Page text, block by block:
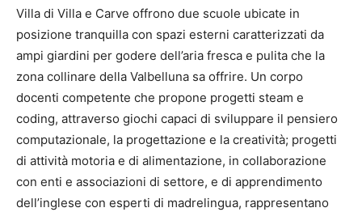
Villa di Villa e Carve offrono due scuole ubicate in
posizione tranquilla con spazi esterni caratterizzati da
ampi giardini per godere dell’aria fresca e pulita che la
zona collinare della Valbelluna sa offrire. Un corpo
docenti competente che propone progetti steam e
coding, attraverso giochi capaci di sviluppare il pensiero
computazionale, la progettazione e la creatività; progetti
di attività motoria e di alimentazione, in collaborazione
con enti e associazioni di settore, e di apprendimento
dell’inglese con esperti di madrelingua, rappresentano